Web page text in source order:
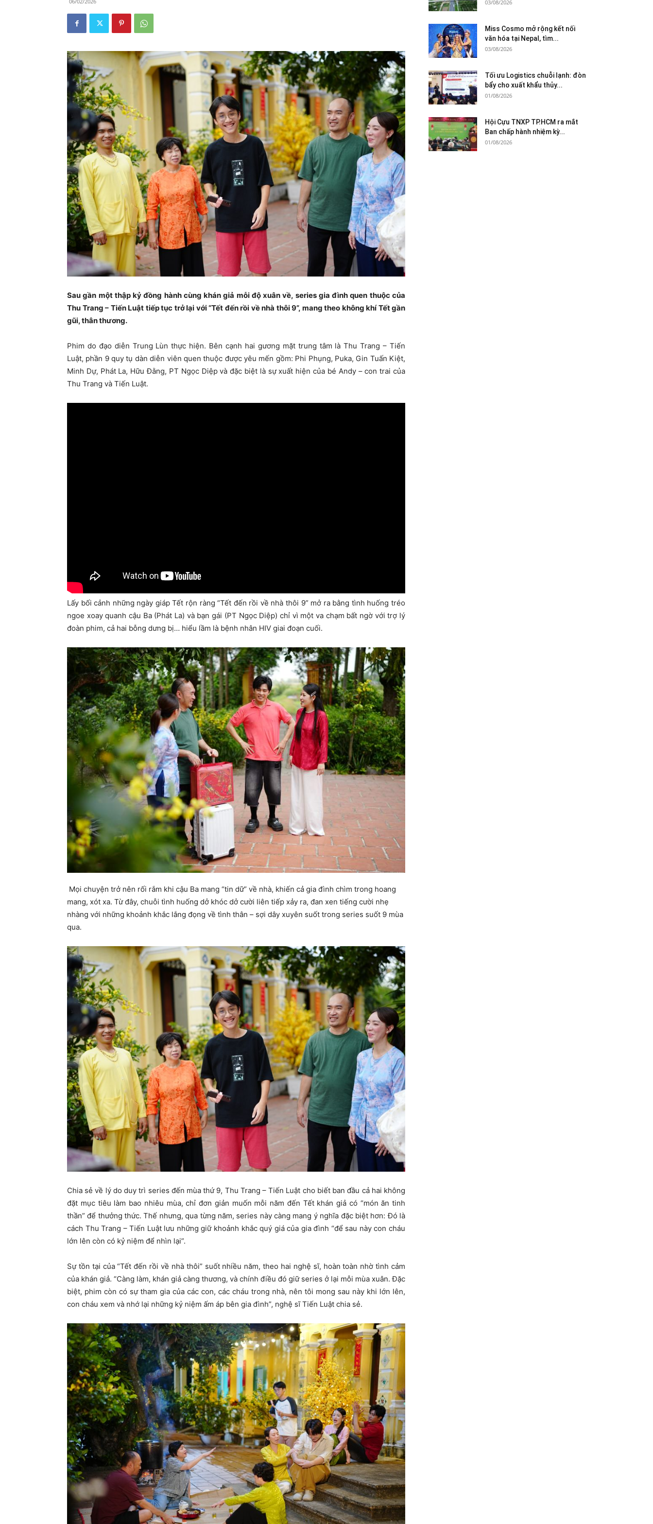
Sau gần một thập kỷ đồng hành cùng khán giả mỗi độ xuân về, series gia đình quen thuộc của
Thu Trang – Tiến Luật tiếp tục trở lại với “Tết đến rồi về nhà thôi 9”, mang theo không khí Tết gần
gũi, thân thương.
Phim do đạo diễn Trung Lùn thực hiện. Bên cạnh hai gương mặt trung tâm là Thu Trang – Tiến
Luật, phần 9 quy tụ dàn diễn viên quen thuộc được yêu mến gồm: Phi Phụng, Puka, Gin Tuấn Kiệt,
Minh Dự, Phát La, Hữu Đằng, PT Ngọc Diệp và đặc biệt là sự xuất hiện của bé Andy – con trai của
Thu Trang và Tiến Luật.
Lấy bối cảnh những ngày giáp Tết rộn ràng “Tết đến rồi về nhà thôi 9” mở ra bằng tình huống tréo
ngoe xoay quanh cậu Ba (Phát La) và bạn gái (PT Ngọc Diệp) chỉ vì một va chạm bất ngờ với trợ lý
đoàn phim, cả hai bỗng dưng bị… hiểu lầm là bệnh nhân HIV giai đoạn cuối.
Mọi chuyện trở nên rối rắm khi cậu Ba mang “tin dữ” về nhà, khiến cả gia đình chìm trong hoang
mang, xót xa. Từ đây, chuỗi tình huống dở khóc dở cười liên tiếp xảy ra, đan xen tiếng cười nhẹ
nhàng với những khoảnh khắc lắng đọng về tình thân – sợi dây xuyên suốt trong series suốt 9 mùa
qua.
Chia sẻ về lý do duy trì series đến mùa thứ 9, Thu Trang – Tiến Luật cho biết ban đầu cả hai không
đặt mục tiêu làm bao nhiêu mùa, chỉ đơn giản muốn mỗi năm đến Tết khán giả có “món ăn tinh
thần” để thưởng thức. Thế nhưng, qua từng năm, series này càng mang ý nghĩa đặc biệt hơn: Đó là
cách Thu Trang – Tiến Luật lưu những giữ khoảnh khắc quý giá của gia đình “để sau này con cháu
lớn lên còn có kỷ niệm để nhìn lại”.
Sự tồn tại của “Tết đến rồi về nhà thôi” suốt nhiều năm, theo hai nghệ sĩ, hoàn toàn nhờ tình cảm
của khán giả. “Càng làm, khán giả càng thương, và chính điều đó giữ series ở lại mỗi mùa xuân. Đặc
biệt, phim còn có sự tham gia của các con, các cháu trong nhà, nên tôi mong sau này khi lớn lên,
con cháu xem và nhớ lại những kỷ niệm ấm áp bên gia đình”, nghệ sĩ Tiến Luật chia sẻ.
03/08/2026
Miss Cosmo mở rộng kết nối
văn hóa tại Nepal, tìm...
03/08/2026
Tối ưu Logistics chuỗi lạnh: đòn
bẩy cho xuất khẩu thủy...
01/08/2026
Hội Cựu TNXP TP.HCM ra mắt
Ban chấp hành nhiệm kỳ...
01/08/2026